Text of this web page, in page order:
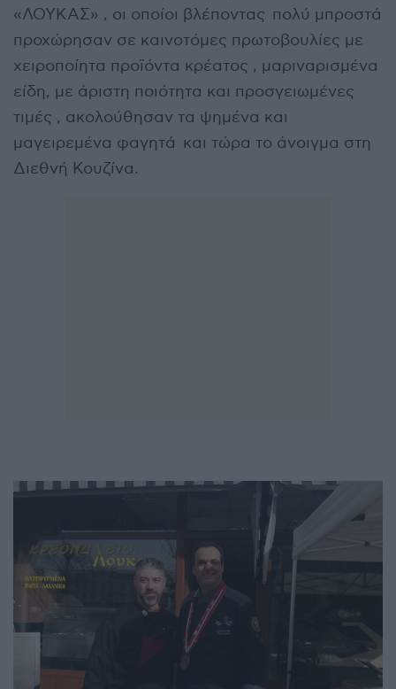
«ΛΟΥΚΑΣ» , οι οποίοι βλέποντας πολύ μπροστά
προχώρησαν σε καινοτόμες πρωτοβουλίες με
χειροποίητα προϊόντα κρέατος , μαριναρισμένα
είδη, με άριστη ποιότητα και προσγειωμένες
τιμές , ακολούθησαν τα ψημένα και
μαγειρεμένα φαγητά και τώρα το άνοιγμα στη
Διεθνή Κουζίνα.